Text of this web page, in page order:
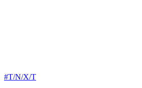
#T/N/X/T